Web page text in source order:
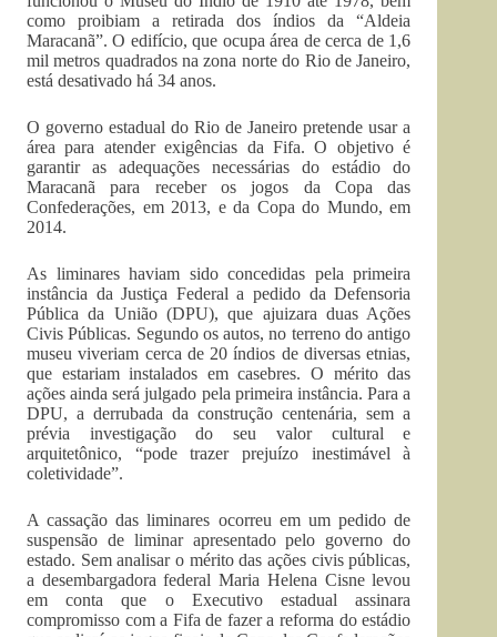
como proibiam a retirada dos índios da “Aldeia
Maracanã”. O edifício, que ocupa área de cerca de 1,6
mil metros quadrados na zona norte do Rio de Janeiro,
está desativado há 34 anos.
O governo estadual do Rio de Janeiro pretende usar a
área para atender exigências da Fifa. O objetivo é
garantir as adequações necessárias do estádio do
Maracanã para receber os jogos da Copa das
Confederações, em 2013, e da Copa do Mundo, em
2014.
As liminares haviam sido concedidas pela primeira
instância da Justiça Federal a pedido da Defensoria
Pública da União (DPU), que ajuizara duas Ações
Civis Públicas. Segundo os autos, no terreno do antigo
museu viveriam cerca de 20 índios de diversas etnias,
que estariam instalados em casebres. O mérito das
ações ainda será julgado pela primeira instância. Para a
DPU, a derrubada da construção centenária, sem a
prévia investigação do seu valor cultural e
arquitetônico, “pode trazer prejuízo inestimável à
coletividade”.
A cassação das liminares ocorreu em um pedido de
suspensão de liminar apresentado pelo governo do
estado. Sem analisar o mérito das ações civis públicas,
a desembargadora federal Maria Helena Cisne levou
em conta que o Executivo estadual assinara
compromisso com a Fifa de fazer a reforma do estádio